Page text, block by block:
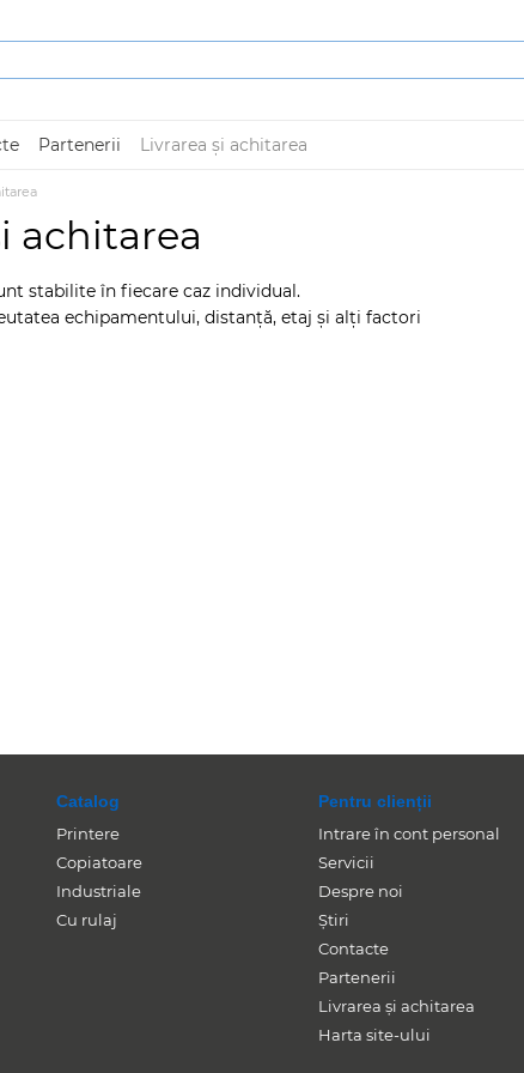
Partenerii Livrarea și achitarea
achitarea
stabilite în fiecare caz individual.
echipamentului, distanță, etaj și alți factori
Catalog
Printere
Copiatoare
Industriale
Cu rulaj
Pentru clienții
Intrare în cont personal
Servicii
Despre noi
Știri
Contacte
Partenerii
Livrarea și achitarea
Harta site-ului